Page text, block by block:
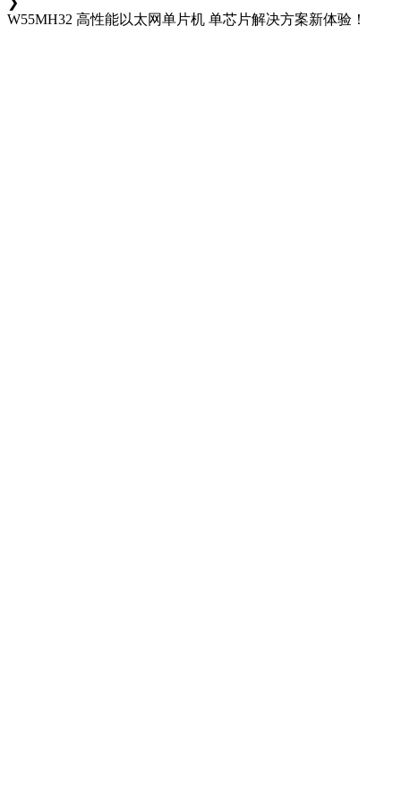
W55MH32 高性能以太网单片机 单芯片解决方案新体验！